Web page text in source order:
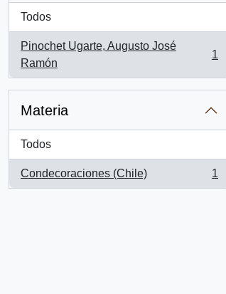
Todos
Pinochet Ugarte, Augusto José
Ramón
, 1 resultados
1
Materia
Todos
Condecoraciones (Chile)
, 1 resultados
1